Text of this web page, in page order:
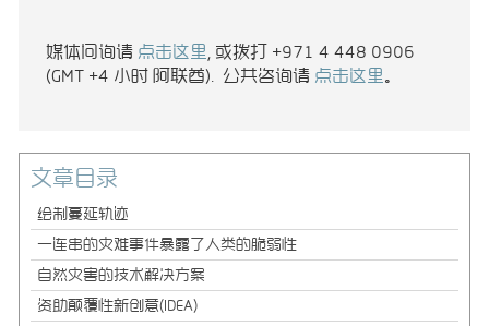
媒体问询请 点击这里
, 或拨打 +971 4 448 0906
(GMT +4 小时 阿联酋). 公共咨询请 点击这里
文章目录
绘制蔓延轨迹
一连串的灾难事件暴露了人类的脆弱性
自然灾害的技术解决方案
资助颠覆性新创意(IDEA)